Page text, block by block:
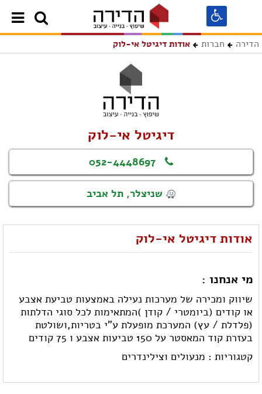
הדירה חברות אודות דיגיטל אי-לוק
דיגיטל אי-לוק
052-4448697
שניצלר, תל אביב
אודות דיגיטל אי-לוק
מי אנחנו :
שיווק ומכירה של מערכות נעילה באמצעות טביעת אצבע
או קודים (ביומטרי / קודן )המתאימות לכל סוגי הדלתות
(פלדלת / עץ) המערכת מופעלת ע"י בטריות,ושולטת
בעזרת קוד המאסטר על 150 טביעות אצבע ו 75 קודים
קטגוריות : מנעולים וצילינדרים